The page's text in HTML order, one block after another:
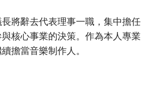
將辭去代表理事一職，集中擔任
核心事業的決策。作為本人專業
擔當音樂制作人。